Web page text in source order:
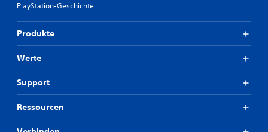
PlayStation-Geschichte
Produkte
Werte
Support
Ressourcen